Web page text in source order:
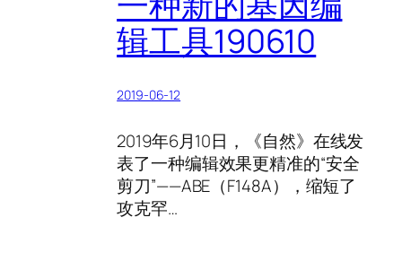
辑工具190610
2019-06-12
2019年6月10日，《自然》在线发
表了一种编辑效果更精准的“安全
剪刀”——ABE（F148A），缩短了
攻克罕…